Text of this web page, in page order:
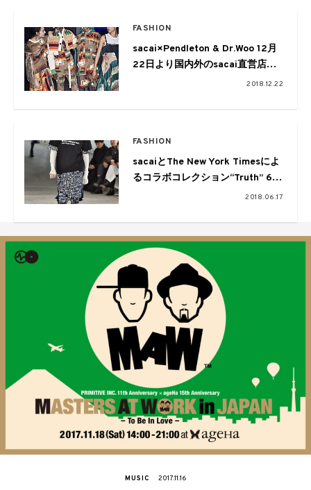
FASHION
sacai×Pendleton & Dr.Woo 12月
22日より国内外のsacai直営店お
2018.12.22
FASHION
sacaiとThe New York Timesによ
るコラボコレクション“Truth” 6月
2018.06.17
MUSIC 2017.11.16